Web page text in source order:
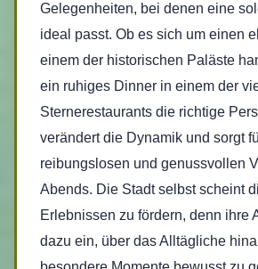
Gelegenheiten, bei denen eine
ideal passt. Ob es sich um einen
einem der historischen Paläste
ein ruhiges Dinner in einem der
Sternerestaurants die richtige
verändert die Dynamik und sorgt
reibungslosen und genussvollen
Abends. Die Stadt selbst scheint
Erlebnissen zu fördern, denn ihre
dazu ein, über das Alltägliche